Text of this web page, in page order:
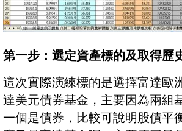
第一步：選定資產標的及取得歷
這次實際演練標的是選擇富達歐
達美元債券基金，主要因為兩組
一個是債券，比較可說明股債平